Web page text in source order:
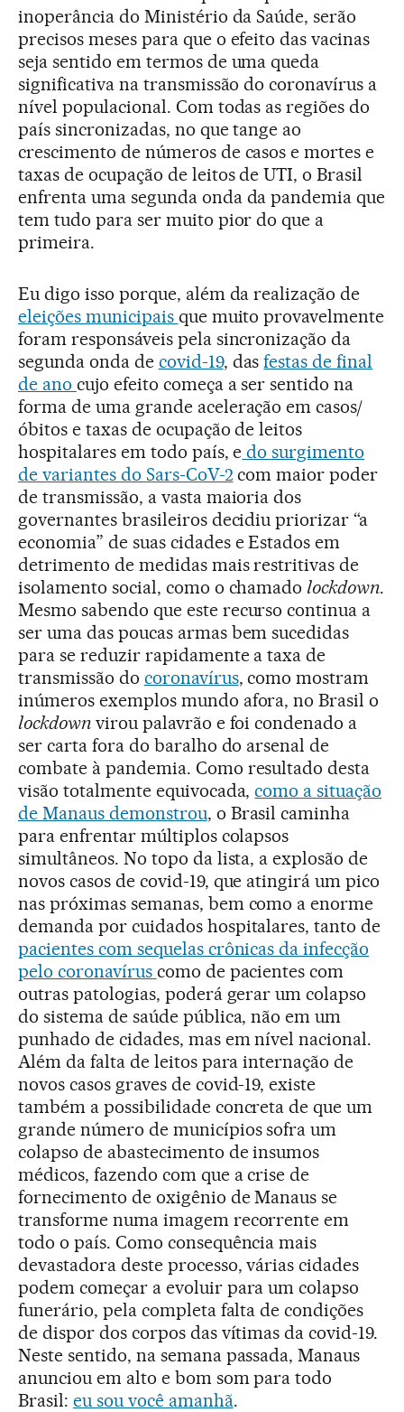
inoperância do Ministério da Saúde, serão
precisos meses para que o efeito das vacinas
seja sentido em termos de uma queda
significativa na transmissão do coronavírus a
nível populacional. Com todas as regiões do
país sincronizadas, no que tange ao
crescimento de números de casos e mortes e
taxas de ocupação de leitos de UTI, o Brasil
enfrenta uma segunda onda da pandemia que
tem tudo para ser muito pior do que a
primeira.
Eu digo isso porque, além da realização de
eleições municipais que muito provavelmente
foram responsáveis pela sincronização da
segunda onda de covid-19, dasfestas de final
de ano cujo efeito começa a ser sentido na
forma de uma grande aceleração em casos/
óbitos e taxas de ocupação de leitos
hospitalares em todo país, e do surgimento
de variantes do Sars-CoV-2 com maior poder
de transmissão, a vasta maioria dos
governantes brasileiros decidiu priorizar “a
economia” de suas cidades e Estados em
detrimento de medidas mais restritivas de
isolamento social, como o chamado lockdown.
Mesmo sabendo que este recurso continua a
ser uma das poucas armas bem sucedidas
para se reduzir rapidamente a taxa de
transmissão do coronavírus, como mostram
inúmeros exemplos mundo afora, no Brasil o
lockdownvirou palavrão e foi condenado a
ser carta fora do baralho do arsenal de
combate à pandemia. Como resultado desta
visão totalmente equivocada,como a situação
de Manaus demonstrou, o Brasil caminha
para enfrentar múltiplos colapsos
simultâneos. No topo da lista, a explosão de
novos casos de covid-19, que atingirá um pico
nas próximas semanas, bem como a enorme
demanda por cuidados hospitalares, tanto de
pacientes com sequelas crônicas da infecção
pelo coronavírus como de pacientes com
outras patologias, poderá gerar um colapso
do sistema de saúde pública, não em um
punhado de cidades, mas em nível nacional.
Além da falta de leitos para internação de
novos casos graves de covid-19, existe
também a possibilidade concreta de que um
grande número de municípios sofra um
colapso de abastecimento de insumos
médicos, fazendo com que a crise de
fornecimento de oxigênio de Manaus se
transforme numa imagem recorrente em
todo o país. Como consequência mais
devastadora deste processo, várias cidades
podem começar a evoluir para um colapso
funerário, pela completa falta de condições
de dispor dos corpos das vítimas da covid-19.
Neste sentido, na semana passada, Manaus
anunciou em alto e bom som para todo
Brasil: eu sou você amanhã.